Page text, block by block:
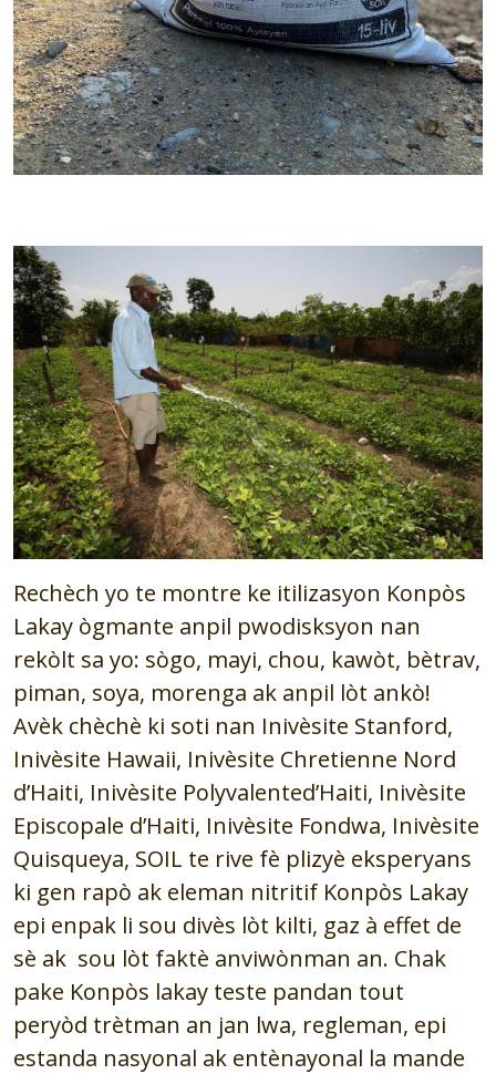
Image
Rechèch yo te montre ke itilizasyon Konpòs
Lakay ògmante anpil pwodisksyon nan
rekòlt sa yo: sògo, mayi, chou, kawòt, bètrav,
piman, soya, morenga ak anpil lòt ankò!
Avèk chèchè ki soti nan Inivèsite Stanford,
Inivèsite Hawaii, Inivèsite Chretienne Nord
d’Haiti, Inivèsite Polyvalented’Haiti, Inivèsite
Episcopale d’Haiti, Inivèsite Fondwa, Inivèsite
Quisqueya, SOIL te rive fè plizyè eksperyans
ki gen rapò ak eleman nitritif Konpòs Lakay
epi enpak li sou divès lòt kilti, gaz à effet de
sè ak sou lòt faktè anviwònman an. Chak
pake Konpòs lakay teste pandan tout
peryòd trètman an jan lwa, regleman, epi
estanda nasyonal ak entènayonal la mande